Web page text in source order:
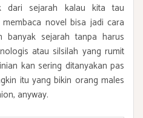
dari sejarah kalau kita tau
novel bisa jadi cara
sejarah tanpa harus
atau silsilah yang rumit
kan sering ditanyakan pas
itu yang bikin orang males
anyway.